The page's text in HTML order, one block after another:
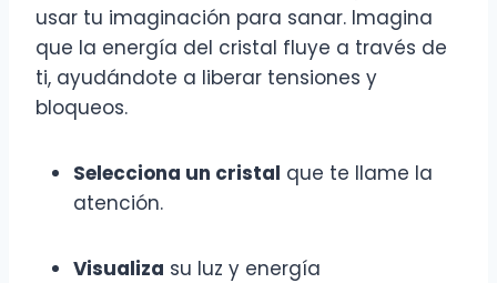
usar tu imaginación para sanar. Imagina
que la energía del cristal fluye a través de
ti, ayudándote a liberar tensiones y
bloqueos.
Selecciona un cristal que te llame la
atención.
Visualiza su luz y energía